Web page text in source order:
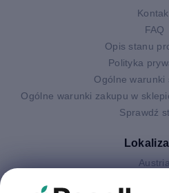
FAQ
Opis stanu
Polityka
Ogólne warunki
Ogólne warunki zakupu w
Sprawdź
Austria